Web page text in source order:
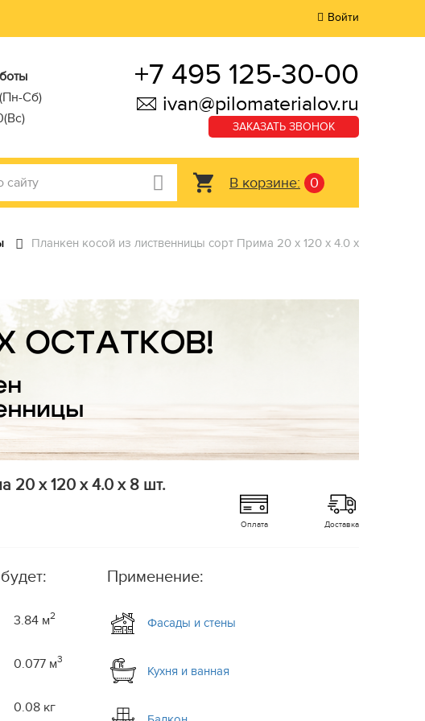
Войти
Сб)
+7 495 125-30-00
ivan@pilomaterialov.ru
ЗАКАЗАТЬ ЗВОНОК
В корзине: 0
Планкен косой из лиственницы сорт Прима 20 x 120 x 4.0 x
20 x 120 x 4.0 x 8 шт.
Оплата Доставка
3.84 м2
0.077 м3
0.08 кг
Применение:
Фасады и стены
Кухня и ванная